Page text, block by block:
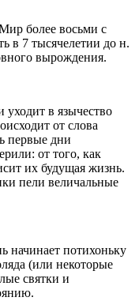
более восьми с
в 7 тысячелетии до н.
вырождения.
в язычество
от слова
первые дни
от того, как
их будущая жизнь.
пели величальные
начинает потихоньку
(или некоторые
святки и